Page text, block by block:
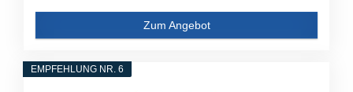
Zum Angebot
EMPFEHLUNG NR. 6